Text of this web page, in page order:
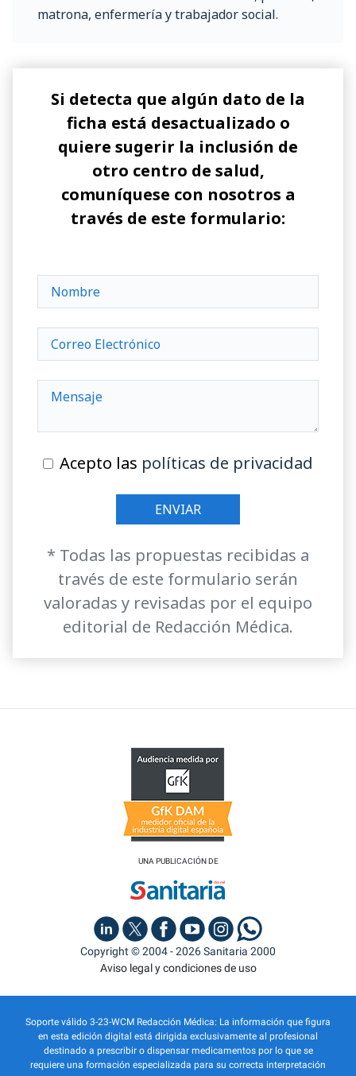
matrona, enfermería y trabajador social.
Si detecta que algún dato de la
ficha está desactualizado o
quiere sugerir la inclusión de
otro centro de salud,
comuníquese con nosotros a
través de este formulario:
Acepto las políticas de privacidad
* Todas las propuestas recibidas a
través de este formulario serán
valoradas y revisadas por el equipo
editorial de Redacción Médica.
UNA PUBLICACIÓN DE
Copyright © 2004 - 2026 Sanitaria 2000
Aviso legal y condiciones de uso
Soporte válido 3-23-WCM Redacción Médica: La información que figura
en esta edición digital está dirigida exclusivamente al profesional
destinado a prescribir o dispensar medicamentos por lo que se
requiere una formación especializada para su correcta interpretación